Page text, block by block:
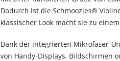
Dadurch ist die Schmoozies®
klassischer Look macht sie zu
Dank der integrierten Mikrofaser-
von Handy-Displays, Bildschirmen